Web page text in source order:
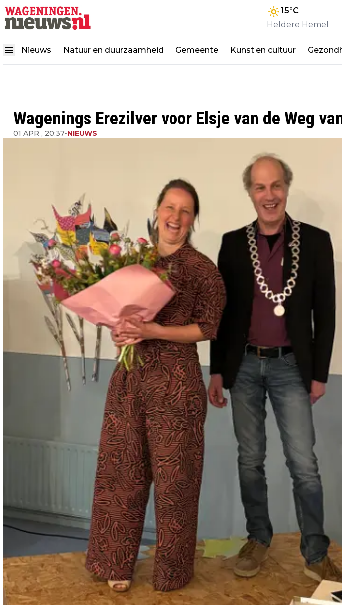
15°C
Heldere Hemel
Nieuws Natuur en duurzaamheid Gemeente Kunst en cultuur
Wagenings Erezilver voor Elsje van de Weg
01 APR , 20:37•NIEUWS